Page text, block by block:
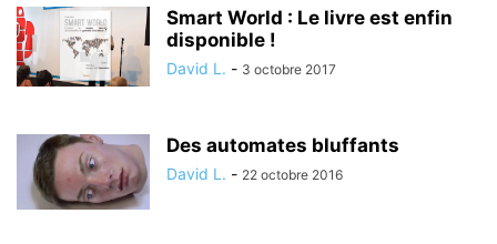
Smart World : Le livre est enfin
disponible !
David L. - 3 octobre 2017
Des automates bluffants
David L. - 22 octobre 2016